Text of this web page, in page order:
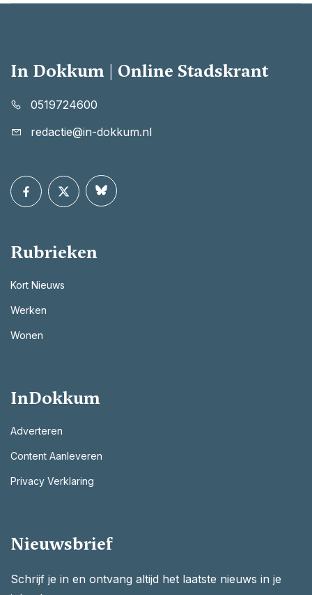
In Dokkum | Online Stadskrant
0519724600
redactie@in-dokkum.nl
Rubrieken
Kort Nieuws
Werken
Wonen
InDokkum
Adverteren
Content Aanleveren
Privacy Verklaring
Nieuwsbrief
Schrijf je in en ontvang altijd het laatste nieuws in je